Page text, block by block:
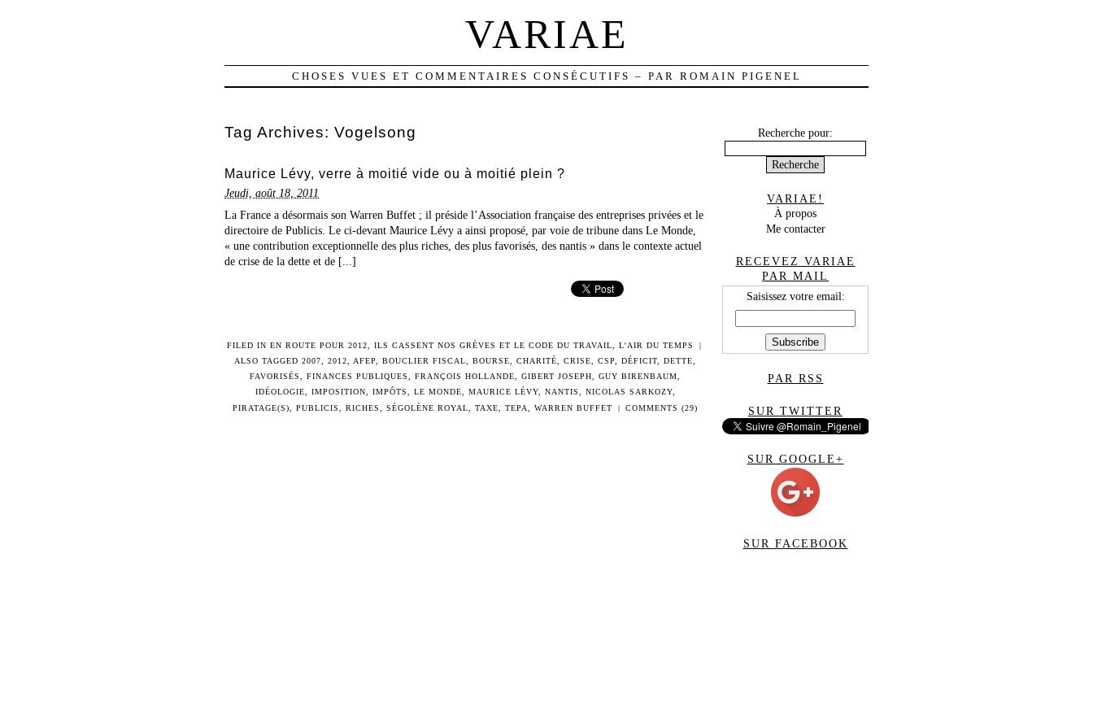
VARIAE
CHOSES VUES ET COMMENTAIRES CONSÉCUTIFS – PAR ROMAIN PIGENEL
Tag Archives: Vogelsong
Maurice Lévy, verre à moitié vide ou à moitié plein ?
Jeudi, août 18, 2011
La France a désormais son Warren Buffet ; il préside l’Association française des entreprises privées et le
directoire de Publicis. Le ci-devant Maurice Lévy a ainsi proposé, par voie de tribune dans Le Monde,
« une contribution exceptionnelle des plus riches, des plus favorisés, des nantis » dans le contexte actuel
de crise de la dette et de [...]
FILED INEN ROUTE POUR 2012 ,ILS CASSENT NOS GRÈVES ET LE CODE DU TRAVAIL ,L'AIR DU TEMPS
|
ALSO TAGGED 2007 2012 AFEP BOUCLIER FISCAL BOURSE CHARITÉ CRISE CSP DÉFICIT DETTE
FAVORISÉS
FINANCES PUBLIQUES FRANÇOIS HOLLANDE GIBERT JOSEPH GUY BIRENBAUM
IDÉOLOGIE
IMPOSITION IMPÔTS LE MONDE MAURICE LÉVY, NANTIS NICOLAS SARKOZY,
PIRATAGE(S)
,PUBLICIS ,RICHES ,SÉGOLÈNE ROYAL ,TAXE ,TEPA ,WARREN BUFFET | COMMENTS (29)
Recherche pour:
VARIAE!
À propos
Me contacter
RECEVEZ VARIAE
PAR MAIL
Saisissez votre email:
PAR RSS
SUR TWITTER
SUR GOOGLE+
SUR FACEBOOK